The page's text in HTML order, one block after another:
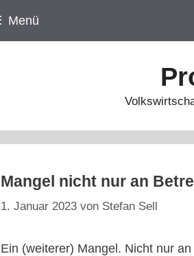
Menü
Mangel nicht nur an
1. Januar 2023 von Stefan Sell
Ein (weiterer) Mangel. Nicht nur